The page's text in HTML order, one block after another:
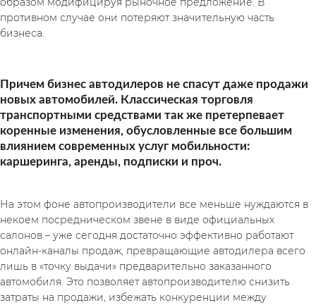
противном случае они потеряют значительную часть
бизнеса.
Причем бизнес автодилеров не спасут даже продажи
новых автомобилей. Классическая торговля
транспортными средствами так же претерпевает
коренные изменения, обусловленные все большим
влиянием современных услуг мобильности:
каршеринга, аренды, подписки и проч.
На этом фоне автопроизводители все меньше нуждаются в
некоем посредническом звене в виде официальных
салонов – уже сегодня достаточно эффективно работают
онлайн-каналы продаж, превращающие автодилера всего
лишь в «точку выдачи» предварительно заказанного
автомобиля. Это позволяет автопроизводителю снизить
затраты на продажи, избежать конкуренции между